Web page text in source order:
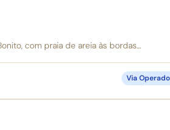
com praia de areia às bordas…
Via